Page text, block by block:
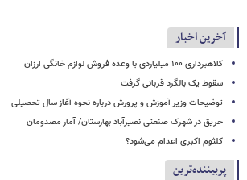
آخرین اخبار
کلاهبرداری ۱۰۰ میلیاردی با وعده فروش لوازم خانگی ارزان
سقوط یک بالگرد قربانی گرفت
توضیحات وزیر آموزش و پرورش درباره نحوه آغاز سال تحصیلی
حریق در شهرک صنعتی نصیرآباد بهارستان/ آمار مصدومان
کلثوم اکبری اعدام می‌شود؟
پربیننده‌ترین